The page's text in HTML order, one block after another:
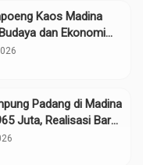
Kaos Madina
dan Ekonomi
Padang di Madina
Juta, Realisasi Baru